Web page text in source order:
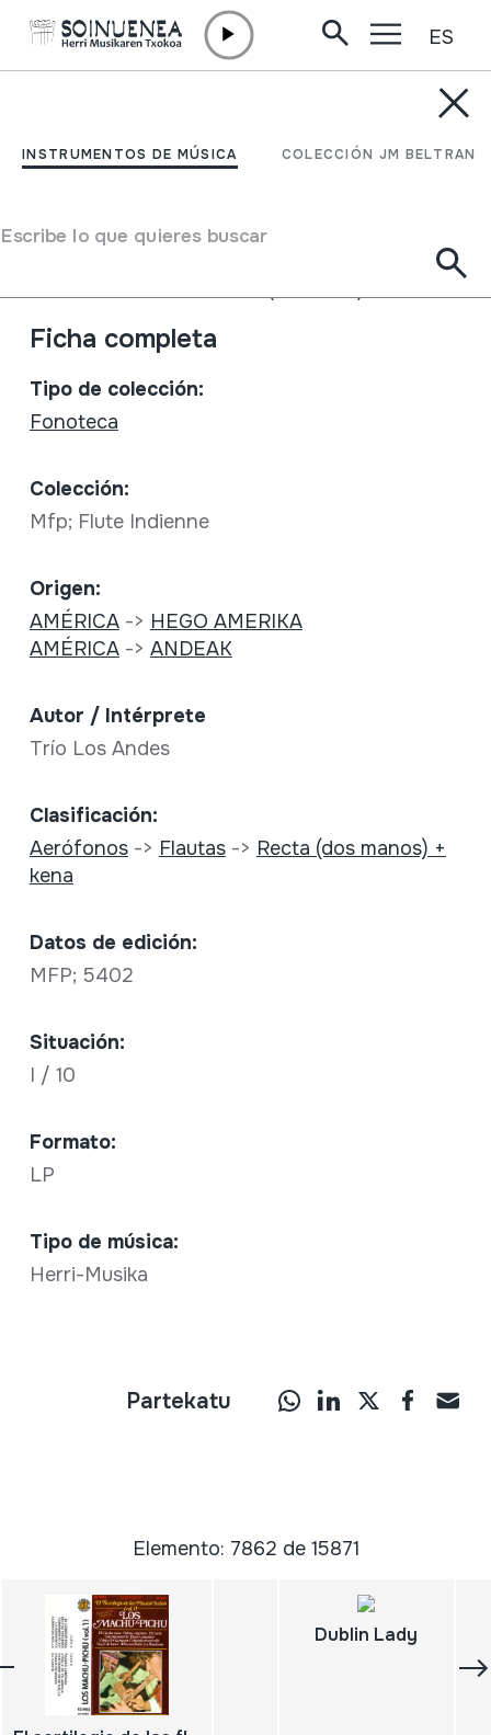
INSTRUMENTOS DE MÚSICA COLECCIÓN JM BELTRAN
Escribe lo que quieres buscar
ES
El condor pasa; flûte
Autor Trío Los Andes
Aerófonos->Flautas->Recta (dos manos) + kena
Ficha completa
Tipo de colección:
Fonoteca
Colección:
Mfp; Flute Indienne
Origen:
AMÉRICA-> HEGO AMERIKA
AMÉRICA-> ANDEAK
Autor / Intérprete
Trío Los Andes
Clasificación:
Aerófonos-> Flautas-> Recta (dos manos) +
kena
Datos de edición:
MFP; 5402
Situación:
I / 10
Formato:
LP
Tipo de música:
Herri-Musika
Partekatu
Elemento: 7862 de 15871
Dublin Lady